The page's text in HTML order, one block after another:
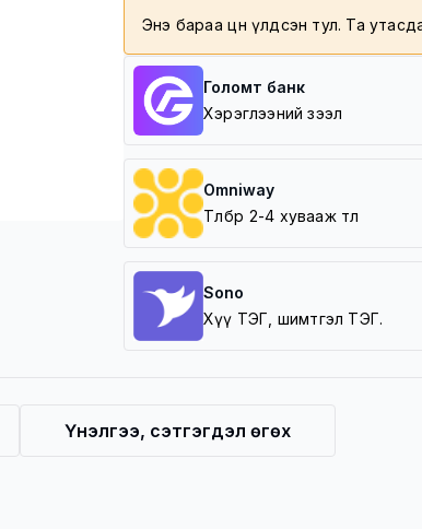
Зүүн зүг /Амгалан/
Урд зүг /Зайсан,
Хойд зүг / 7 Буудал/
Энэ бараа цөөн үлдсэн тул. Та
Голомт банк
Хэрэглээний зээл
Omniway
Төлбөрөө 2-4 хувааж төл
Sono
Хүү ТЭГ, шимтгэл ТЭГ.
Үнэлгээ, сэтгэгдэл өгөх